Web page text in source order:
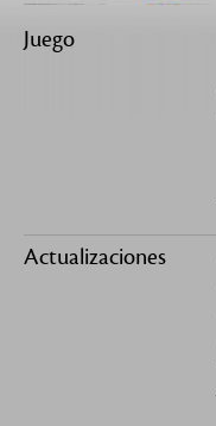
Juego
Actualizaciones